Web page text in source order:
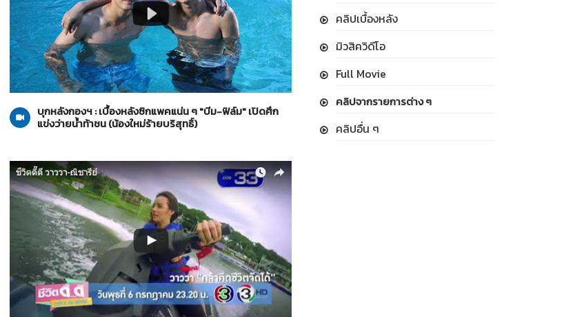
08-07-2559
น้องใหม่ร้ายบริสุทธิ์
บุกหลังกองฯ : เบื้องหลังซิกแพคแน่น ๆ "บีม-ฟิล์ม" เปิดศึก
แข่งว่ายน้ำท้าชน (น้องใหม่ร้ายบริสุทธิ์)
06-07-2559
คงกระพันนารี
คลิปเบื้องหลัง
มิวสิควิดีโอ
Full Movie
คลิปจากรายการต่าง ๆ
คลิปอื่น ๆ